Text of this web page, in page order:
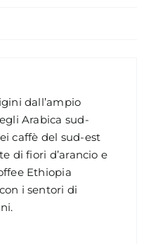
dall’ampio
Arabica sud-
caffè del sud-est
di fiori d’arancio e
Ethiopia
i sentori di